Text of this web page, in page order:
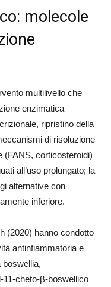
molecole
multilivello che
enzimatica
ripristino della
di risoluzione
(FANS, corticosteroidi)
all’uso prolungato; la
alternative con
inferiore.
(2020) hanno condotto
antinfiammatoria e
boswellia,
11-cheto-β-boswellico